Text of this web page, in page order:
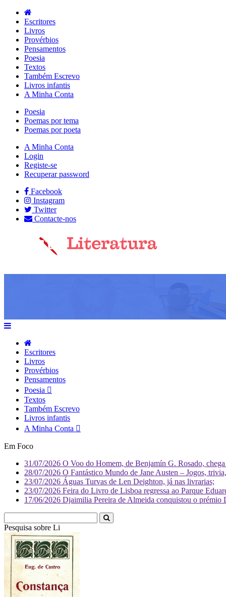
Escritores
Livros
Provérbios
Pensamentos
Poesia
Textos
Também Escrevo
Livros infantis
A Minha Conta
Poesia
Poemas por tema
Poemas por poeta
A Minha Conta
Login
Registe-se
Recuperar password
Facebook
Instagram
Twitter
Contacte-nos
Escritores
Livros
Provérbios
Pensamentos
Poesia
Textos
Também Escrevo
Livros infantis
A Minha Conta
Em Foco
31/07/2026 O Voo do Homem, de Benjamín G. Rosado,
28/07/2026 O Fantástico Mundo de Jane Austen – Jogos,
23/07/2026 Águas Turvas de Len Deighton, já nas livrarias;
23/07/2026 Feira do Livro de Lisboa regressa ao Parque
17/06/2026 Djaimilia Pereira de Almeida conquistou o
Pesquisa sobre Literatura